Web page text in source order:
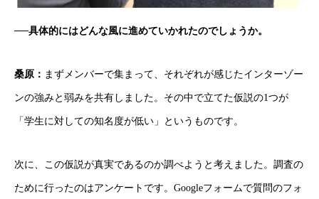
──具体的にはどんな風に進めていかれたのでしょうか。
桑原： まずメンバーで集まって、それぞれが感じたインターゾー
ンの強みと弱みを共有しました。その中で立てた仮説の1つが
「学生に対しての知名度が低い」というものです。
次に、この仮説が真実であるのか調べようと考えました。調査の
ために行ったのはアンケートです。Googleフォームで質問のフォ